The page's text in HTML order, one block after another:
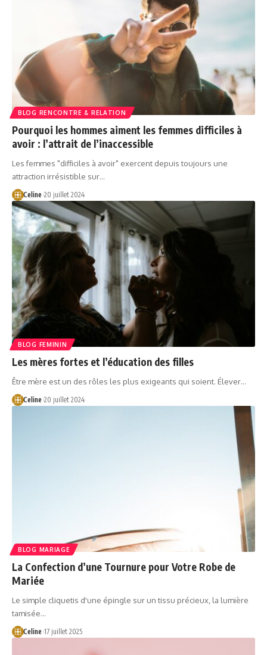
BLOG RENCONTRE & RELATION
Pourquoi les hommes aiment les femmes difficiles à
avoir : l’attrait de l’inaccessible
Les femmes "difficiles à avoir" exercent depuis toujours une
attraction irrésistible sur…
Celine 20 juillet 2024
BLOG FEMININ
Les mères fortes et l’éducation des filles
Être mère est un des rôles les plus exigeants qui soient. Élever…
Celine 20 juillet 2024
BLOG MARIAGE
La Confection d’une Tournure pour Votre Robe de
Mariée
Le simple cliquetis d'une épingle sur un tissu précieux, la lumière
tamisée…
Celine 17 juillet 2025